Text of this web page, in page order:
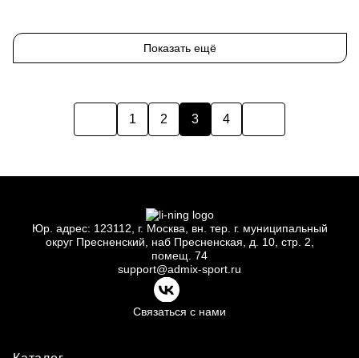
Показать ещё
1 2 3 4
Юр. адрес: 123112, г. Москва, вн. тер. г. муниципальный
округ Пресненский, наб Пресненская, д. 10, стр. 2,
помещ. 74
support@admix-sport.ru
Связаться с нами